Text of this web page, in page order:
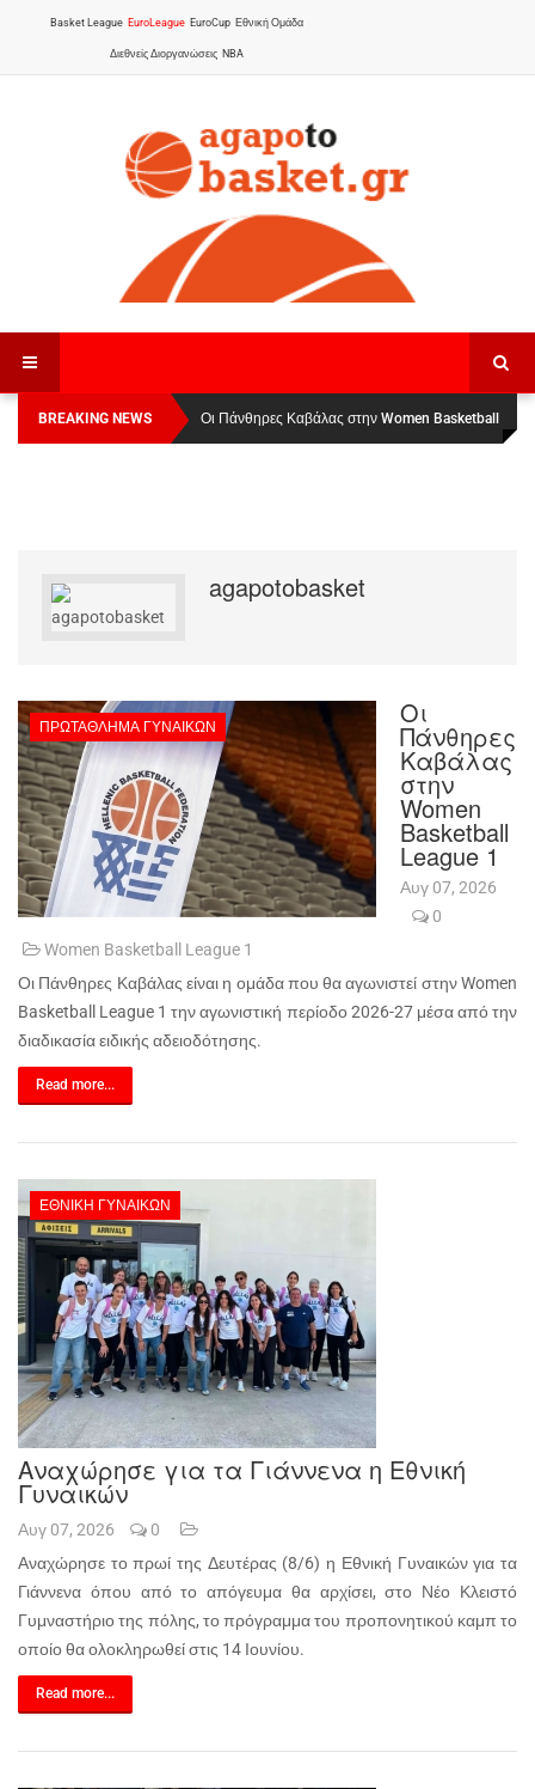
Basket League EuroLeague EuroCup Εθνική Ομάδα
Διεθνείς Διοργανώσεις NBA
BREAKING NEWS
Οι Πάνθηρες Καβάλας στην Women Basketball
League 1
Αναχώρησε για τα Γιάννενα η Εθνική Γυναικών
agapotobasket
ΠΡΩΤΆΘΛΗΜΑ ΓΥΝΑΙΚΏΝ Οι
Πάνθηρες
Καβάλας
στην
Women
Basketball
League 1
Αυγ 07, 2026
0
Women Basketball League 1
Οι Πάνθηρες Καβάλας είναι η ομάδα που θα αγωνιστεί στην Women
Basketball League 1 την αγωνιστική περίοδο 2026-27 μέσα από την
διαδικασία ειδικής αδειοδότησης.
Read more...
ΕΘΝΙΚΉ ΓΥΝΑΙΚΏΝ
Αναχώρησε για τα Γιάννενα η Εθνική
Γυναικών
Αυγ 07, 2026
0
Αναχώρησε το πρωί της Δευτέρας (8/6) η Εθνική Γυναικών για τα
Γιάννενα όπου από το απόγευμα θα αρχίσει, στο Νέο Κλειστό
Γυμναστήριο της πόλης, το πρόγραμμα του προπονητικού καμπ το
οποίο θα ολοκληρωθεί στις 14 Ιουνίου.
Read more...